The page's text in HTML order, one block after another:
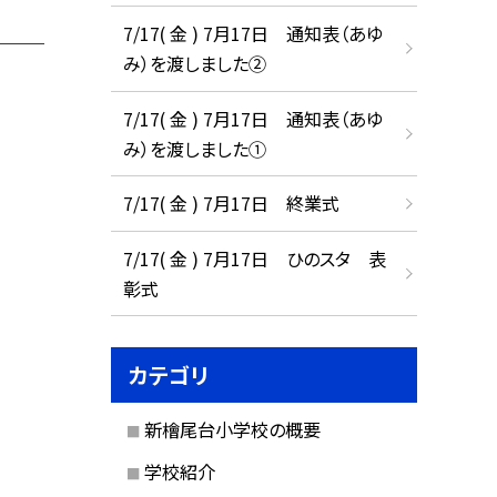
7/17( 金 ) 7月17日 通知表（あゆ
み）を渡しました②
7/17( 金 ) 7月17日 通知表（あゆ
み）を渡しました①
7/17( 金 ) 7月17日 終業式
7/17( 金 ) 7月17日 ひのスタ 表
彰式
カテゴリ
新檜尾台小学校の概要
学校紹介